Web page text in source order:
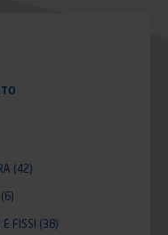
(42)
(6)
FISSI (38)